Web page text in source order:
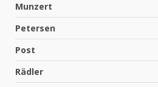
Munzert
Petersen
Post
Rädler